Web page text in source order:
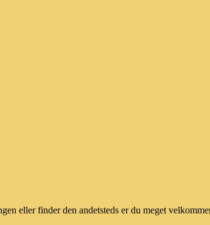
eller finder den andetsteds er du meget